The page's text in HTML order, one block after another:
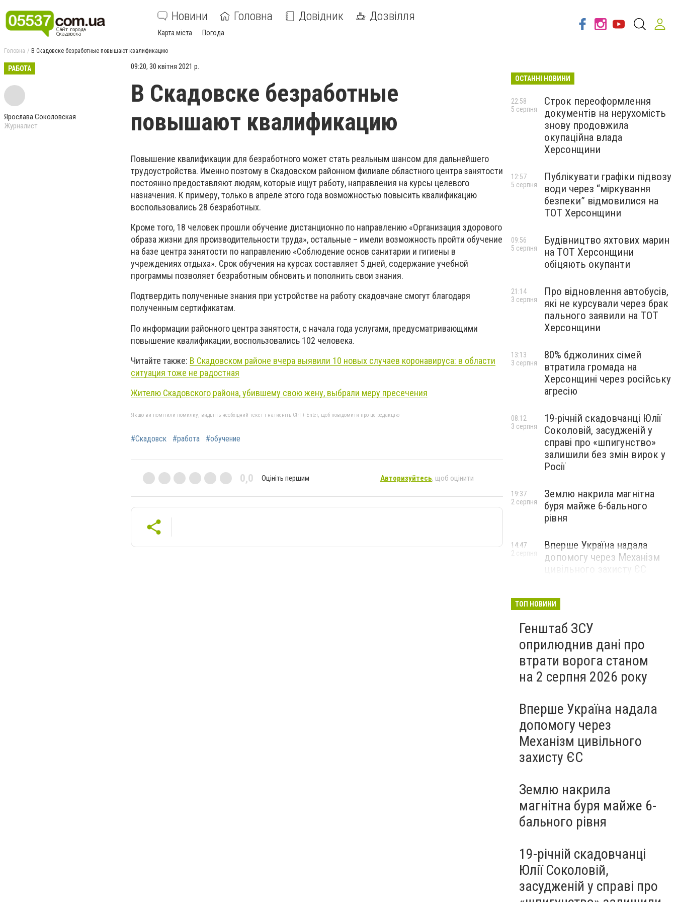
Новини Головна Довідник Дозвілля
Карта міста Погода
Головна В Скадовске безработные повышают квалификацию
РАБОТА
Ярослава Соколовская
Журналист
09:20, 30 квітня 2021 р.
В Скадовске безработные
повышают квалификацию
Повышение квалификации для безработного может стать реальным шансом для дальнейшего
трудоустройства. Именно поэтому в Скадовском районном филиале областного центра занятости
постоянно предоставляют людям, которые ищут работу, направления на курсы целевого
назначения. К примеру, только в апреле этого года возможностью повысить квалификацию
воспользовались 28 безработных.
Кроме того, 18 человек прошли обучение дистанционно по направлению «Организация здорового
образа жизни для производительности труда», остальные – имели возможность пройти обучение
на базе центра занятости по направлению «Соблюдение основ санитарии и гигиены в
учреждениях отдыха». Срок обучения на курсах составляет 5 дней, содержание учебной
программы позволяет безработным обновить и пополнить свои знания.
Подтвердить полученные знания при устройстве на работу скадовчане смогут благодаря
полученным сертификатам.
По информации районного центра занятости, с начала года услугами, предусматривающими
повышение квалификации, воспользовались 102 человека.
Читайте также: В Скадовском районе вчера выявили 10 новых случаев коронавируса: в области
ситуация тоже не радостная
Жителю Скадовского района, убившему свою жену, выбрали меру пресечения
Якщо ви помітили помилку, виділіть необхідний текст і натисніть Ctrl + Enter, щоб повідомити про це редакцію
#Скадовск #работа #обучение
0,0 Оцініть першим Авторизуйтесь, щоб оцінити
ОСТАННІ НОВИНИ
Строк переоформлення
документів на нерухомість
знову продовжила
окупаційна влада
Херсонщини
22:58
5 серпня
Публікувати графіки підвозу
води через “міркування
безпеки” відмовилися на
ТОТ Херсонщини
12:57
5 серпня
Будівництво яхтових марин
на ТОТ Херсонщини
обіцяють окупанти
09:56
5 серпня
Про відновлення автобусів,
які не курсували через брак
пального заявили на ТОТ
Херсонщини
21:14
3 серпня
80% бджолиних сімей
втратила громада на
Херсонщині через російську
агресію
13:13
3 серпня
19-річній скадовчанці Юлії
Соколовій, засудженій у
справі про «шпигунство»
залишили без змін вирок у
Росії
08:12
3 серпня
Землю накрила магнітна
буря майже 6-бального
рівня
19:37
2 серпня
Вперше Україна надала
допомогу через Механізм
цивільного захисту ЄС
14:47
2 серпня
ТОП НОВИНИ
Генштаб ЗСУ
оприлюднив дані про
втрати ворога станом
на 2 серпня 2026 року
Вперше Україна надала
допомогу через
Механізм цивільного
захисту ЄС
Землю накрила
магнітна буря майже 6-
бального рівня
19-річній скадовчанці
Юлії Соколовій,
засудженій у справі про